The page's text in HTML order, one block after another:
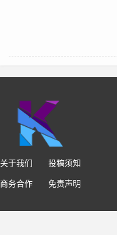
关于我们
投稿须知
商务合作
免责声明